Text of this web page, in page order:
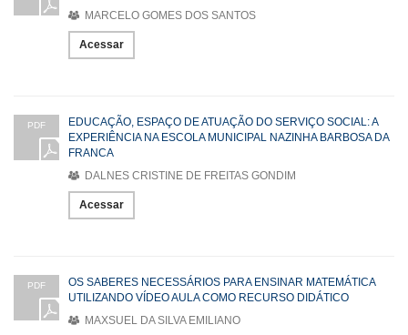
MARCELO GOMES DOS SANTOS
Acessar
PDF
EDUCAÇÃO, ESPAÇO DE ATUAÇÃO DO SERVIÇO SOCIAL: A
EXPERIÊNCIA NA ESCOLA MUNICIPAL NAZINHA BARBOSA DA
FRANCA
DALNES CRISTINE DE FREITAS GONDIM
Acessar
PDF
OS SABERES NECESSÁRIOS PARA ENSINAR MATEMÁTICA
UTILIZANDO VÍDEO AULA COMO RECURSO DIDÁTICO
MAXSUEL DA SILVA EMILIANO